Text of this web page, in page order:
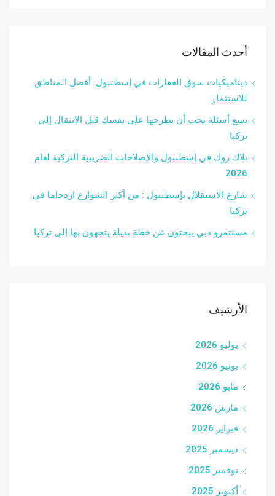
أحدث المقالات
ديناميكيات سوق العقارات في إسطنبول: أفضل المناطق
للاستثمار
تسع أسئلة يجب أن تطرحها على نفسك قبل الانتقال إلى
تركيا
بلاك روك في إسطنبول والإصلاحات الضريبية التركية لعام
2026
شارع الاستقلال بإسطنبول : من أكثر الشوارع ازدحاما في
تركيا
مستثمرو دبي يبحثون عن خطة بديلة يتجهون بها إلى تركيا
الأرشيف
يوليو 2026
يونيو 2026
مايو 2026
مارس 2026
فبراير 2026
ديسمبر 2025
نوفمبر 2025
أكتوبر 2025